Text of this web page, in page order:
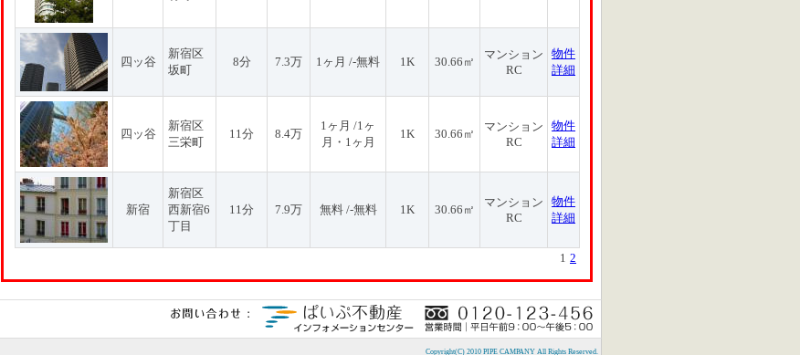
四ッ谷
新宿区
坂町
8分 7.3万 1ヶ月 /-無料 1K 30.66㎡
マンション
RC
物件
詳細
四ッ谷
新宿区
三栄町
11分 8.4万
1ヶ月 /1ヶ
月・1ヶ月
1K 30.66㎡
マンション
RC
物件
詳細
新宿
新宿区
西新宿6
丁目
11分 7.9万 無料 /-無料 1K 30.66㎡
マンション
RC
物件
詳細
1 2
Copyright(C) 2010 PIPE CAMPANY All Rights Reserved.